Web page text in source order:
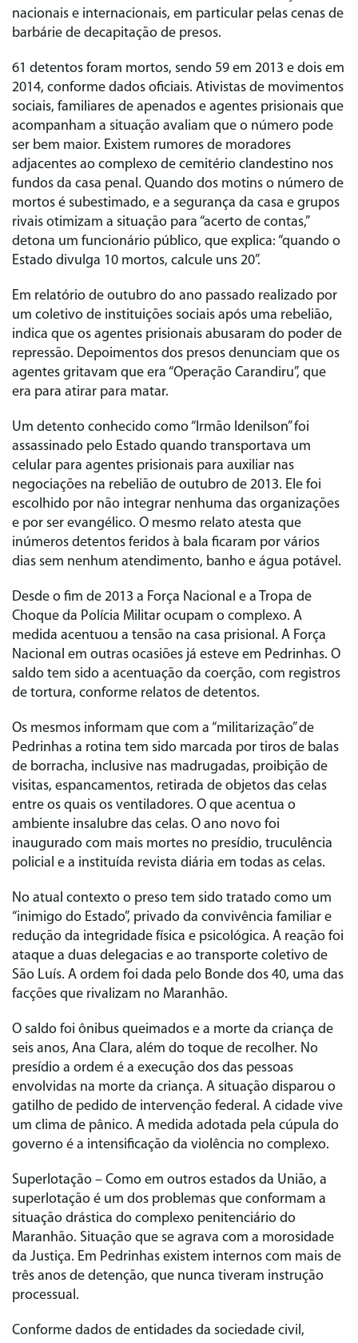
nacionais e internacionais, em particular pelas cenas de
barbárie de decapitação de presos.
61 detentos foram mortos, sendo 59 em 2013 e dois em
2014, conforme dados oficiais. Ativistas de movimentos
sociais, familiares de apenados e agentes prisionais que
acompanham a situação avaliam que o número pode
ser bem maior. Existem rumores de moradores
adjacentes ao complexo de cemitério clandestino nos
fundos da casa penal. Quando dos motins o número de
mortos é subestimado, e a segurança da casa e grupos
rivais otimizam a situação para “acerto de contas,”
detona um funcionário público, que explica: “quando o
Estado divulga 10 mortos, calcule uns 20”.
Em relatório de outubro do ano passado realizado por
um coletivo de instituições sociais após uma rebelião,
indica que os agentes prisionais abusaram do poder de
repressão. Depoimentos dos presos denunciam que os
agentes gritavam que era “Operação Carandiru”, que
era para atirar para matar.
Um detento conhecido como “Irmão Idenilson” foi
assassinado pelo Estado quando transportava um
celular para agentes prisionais para auxiliar nas
negociações na rebelião de outubro de 2013. Ele foi
escolhido por não integrar nenhuma das organizações
e por ser evangélico. O mesmo relato atesta que
inúmeros detentos feridos à bala ficaram por vários
dias sem nenhum atendimento, banho e água potável.
Desde o fim de 2013 a Força Nacional e a Tropa de
Choque da Polícia Militar ocupam o complexo. A
medida acentuou a tensão na casa prisional. A Força
Nacional em outras ocasiões já esteve em Pedrinhas. O
saldo tem sido a acentuação da coerção, com registros
de tortura, conforme relatos de detentos.
Os mesmos informam que com a “militarização” de
Pedrinhas a rotina tem sido marcada por tiros de balas
de borracha, inclusive nas madrugadas, proibição de
visitas, espancamentos, retirada de objetos das celas
entre os quais os ventiladores. O que acentua o
ambiente insalubre das celas. O ano novo foi
inaugurado com mais mortes no presídio, truculência
policial e a instituída revista diária em todas as celas.
No atual contexto o preso tem sido tratado como um
“inimigo do Estado”, privado da convivência familiar e
redução da integridade física e psicológica. A reação foi
ataque a duas delegacias e ao transporte coletivo de
São Luís. A ordem foi dada pelo Bonde dos 40, uma das
facções que rivalizam no Maranhão.
O saldo foi ônibus queimados e a morte da criança de
seis anos, Ana Clara, além do toque de recolher. No
presídio a ordem é a execução dos das pessoas
envolvidas na morte da criança. A situação disparou o
gatilho de pedido de intervenção federal. A cidade vive
um clima de pânico. A medida adotada pela cúpula do
governo é a intensificação da violência no complexo.
Superlotação – Como em outros estados da União, a
superlotação é um dos problemas que conformam a
situação drástica do complexo penitenciário do
Maranhão. Situação que se agrava com a morosidade
da Justiça. Em Pedrinhas existem internos com mais de
três anos de detenção, que nunca tiveram instrução
processual.
Conforme dados de entidades da sociedade civil,